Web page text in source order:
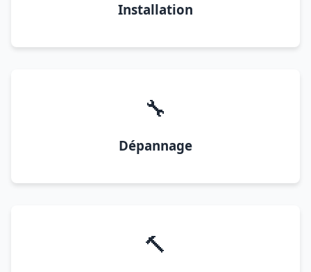
Installation
🔧
Dépannage
🔨